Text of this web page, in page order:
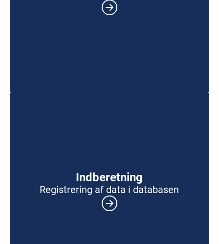
Indberetning
Registrering af data i databasen